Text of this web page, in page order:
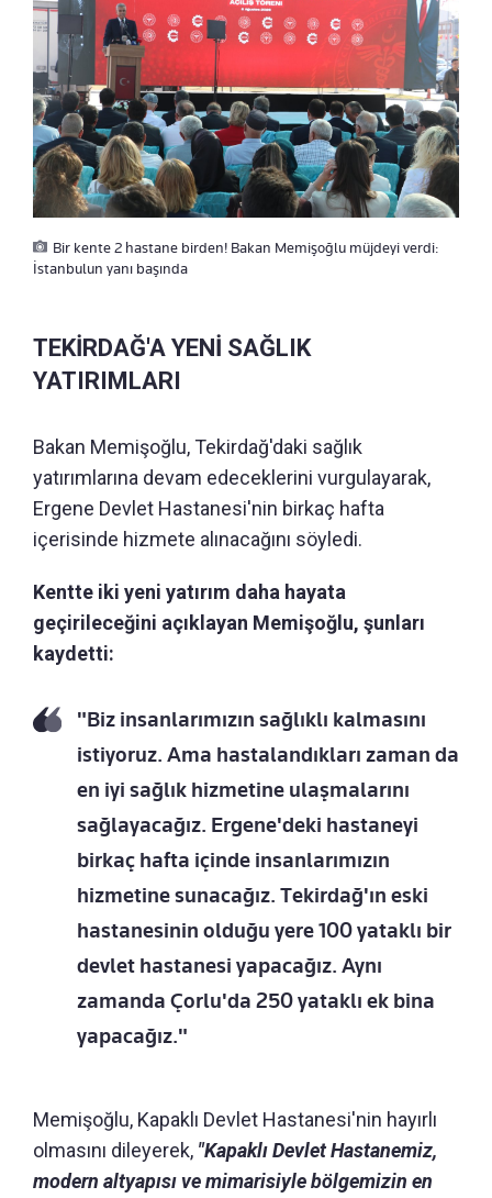
Bir kente 2 hastane birden! Bakan Memişoğlu müjdeyi verdi:
İstanbulun yanı başında
TEKİRDAĞ'A YENİ SAĞLIK
YATIRIMLARI
Bakan Memişoğlu, Tekirdağ'daki sağlık
yatırımlarına devam edeceklerini vurgulayarak,
Ergene Devlet Hastanesi'nin birkaç hafta
içerisinde hizmete alınacağını söyledi.
Kentte iki yeni yatırım daha hayata
geçirileceğini açıklayan Memişoğlu, şunları
kaydetti:
"Biz insanlarımızın sağlıklı kalmasını
istiyoruz. Ama hastalandıkları zaman da
en iyi sağlık hizmetine ulaşmalarını
sağlayacağız. Ergene'deki hastaneyi
birkaç hafta içinde insanlarımızın
hizmetine sunacağız. Tekirdağ'ın eski
hastanesinin olduğu yere 100 yataklı bir
devlet hastanesi yapacağız. Aynı
zamanda Çorlu'da 250 yataklı ek bina
yapacağız."
Memişoğlu, Kapaklı Devlet Hastanesi'nin hayırlı
olmasını dileyerek, "Kapaklı Devlet Hastanemiz,
modern altyapısı ve mimarisiyle bölgemizin en